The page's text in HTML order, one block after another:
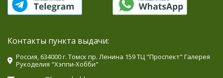
Контакты пункта выдачи:
Россия, 634000 г. Томск пр. Ленина 159 ТЦ "Проспект" Галерея
Рукоделия "Хэппи-Хобби"